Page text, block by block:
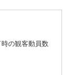
の観客動員数